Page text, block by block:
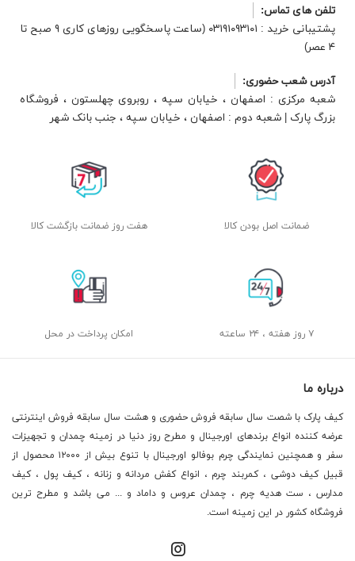
تلفن های تماس:
پشتیبانی خرید : ۰۳۱۹۱۰۹۳۱۰۱ (ساعت پاسخگویی روزهای کاری ۹ صبح تا
۴ عصر)
آدرس شعب حضوری:
شعبه مرکزی : اصفهان ، خیابان سپه ، روبروی چهلستون ، فروشگاه
بزرگ پارک | شعبه دوم : اصفهان ، خیابان سپه ، جنب بانک شهر
ضمانت اصل بودن کالا هفت روز ضمانت بازگشت کالا
۷ روز هفته ، ۲۴ ساعته امکان پرداخت در محل
درباره ما
کیف پارک با شصت سال سابقه فروش حضوری و هشت سال سابقه فروش اینترنتی
عرضه کننده انواع برندهای اورجینال و مطرح روز دنیا در زمینه چمدان و تجهیزات
سفر و همچنین نمایندگی چرم بوفالو اورجینال با تنوع بیش از ۱۲۰۰۰ محصول از
قبیل کیف دوشی ، کمربند چرم ، انواع کفش مردانه و زنانه ، کیف پول ، کیف
مدارس ، ست هدیه چرم ، چمدان عروس و داماد و ... می باشد و مطرح ترین
فروشگاه کشور در این زمینه است.